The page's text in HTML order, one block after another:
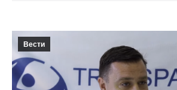
Вести